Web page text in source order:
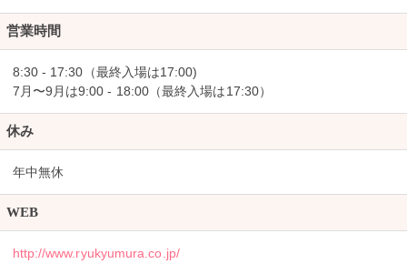
営業時間
8:30 - 17:30（最終入場は17:00)
7月〜9月は9:00 - 18:00（最終入場は17:30）
休み
年中無休
WEB
http://www.ryukyumura.co.jp/